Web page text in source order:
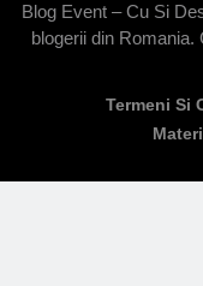
Blog Event – Cu Si
blogerii din
Termeni Si